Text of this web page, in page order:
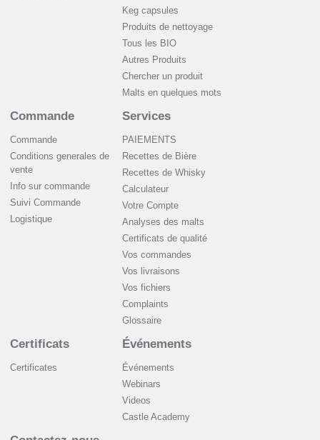
Keg capsules
Produits de nettoyage
Tous les BIO
Autres Produits
Chercher un produit
Malts en quelques mots
Commande
Commande
Conditions generales de
vente
Info sur commande
Suivi Commande
Logistique
Services
PAIEMENTS
Recettes de Bière
Recettes de Whisky
Сalculateur
Votre Compte
Analyses des malts
Certificats de qualité
Vos commandes
Vos livraisons
Vos fichiers
Complaints
Glossaire
Certificats
Certificates
Événements
Événements
Webinars
Videos
Castle Academy